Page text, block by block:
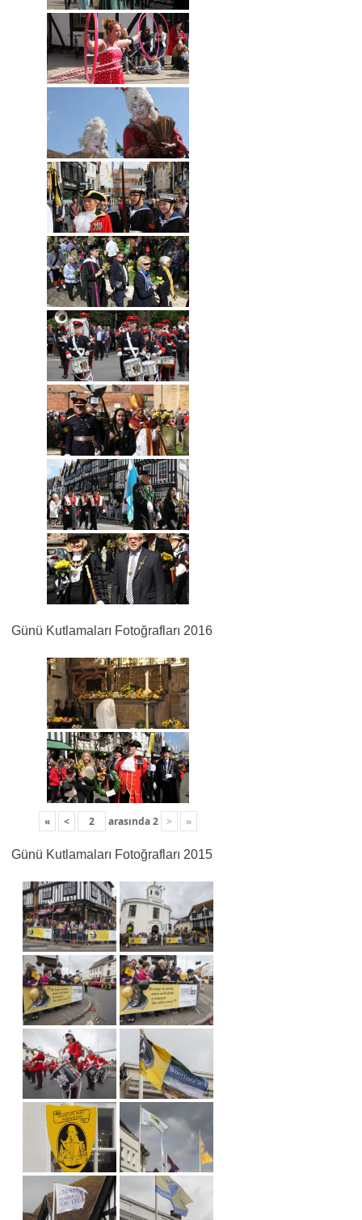
Günü Kutlamaları Fotoğrafları 2016
« < arasında2 > »
Günü Kutlamaları Fotoğrafları 2015